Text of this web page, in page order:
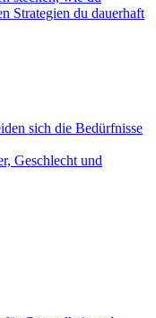
Strategien du dauerhaft
sich die Bedürfnisse
Geschlecht und